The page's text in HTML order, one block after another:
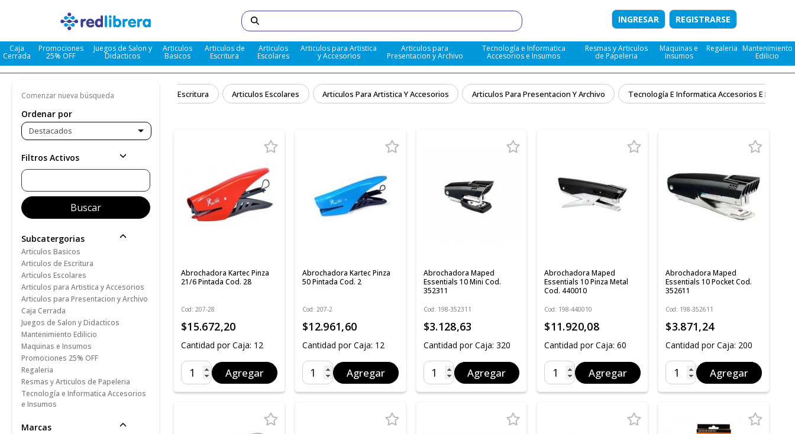
INGRESAR REGISTRARSE
Caja
Cerrada
Promociones
25% OFF
Juegos de Salon y
Didacticos
Articulos
Basicos
Articulos de
Escritura
Articulos
Escolares
Articulos para Artistica
y Accesorios
Articulos para
Presentacion y Archivo
Tecnología e Informatica
Accesorios e Insumos
Resmas y Articulos
de Papeleria
Maquinas e
Insumos
Regaleria Mantenimiento
Edilicio
Comenzar nueva búsqueda
Ordenar por
Destacados
Filtros Activos
Subcatergorias
Articulos Basicos
Articulos de Escritura
Articulos Escolares
Articulos para Artistica y Accesorios
Articulos para Presentacion y Archivo
Caja Cerrada
Juegos de Salon y Didacticos
Mantenimiento Edilicio
Maquinas e Insumos
Promociones 25% OFF
Regaleria
Resmas y Articulos de Papeleria
Tecnología e Informatica Accesorios
e Insumos
Marcas
Articulos Basicos Articulos De Escritura Articulos Escolares Articulos Para Artistica Y Accesorios Articulos Para Presentacion Y Archivo Tecnología E Informatica Accesorios E Insumos
Abrochadora Kartec Pinza
21/6 Pintada Cod. 28
Cod: 207-28
$15.672,20
Cantidad por Caja: 12
Agregar
Abrochadora Kartec Pinza
50 Pintada Cod. 2
Cod: 207-2
$12.961,60
Cantidad por Caja: 12
Agregar
Abrochadora Maped
Essentials 10 Mini Cod.
352311
Cod: 198-352311
$3.128,63
Cantidad por Caja: 320
Agregar
Abrochadora Maped
Essentials 10 Pinza Metal
Cod. 440010
Cod: 198-440010
$11.920,08
Cantidad por Caja: 60
Agregar
Abrochadora Maped
Essentials 10 Pocket Cod.
352611
Cod: 198-352611
$3.871,24
Cantidad por Caja: 200
Agregar